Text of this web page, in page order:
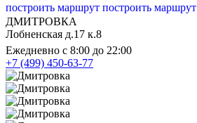
построить маршрут построить маршрут
ДМИТРОВКА
Лобненская д.17 к.8
Ежедневно с 8:00 до 22:00
+7 (499) 450-63-77